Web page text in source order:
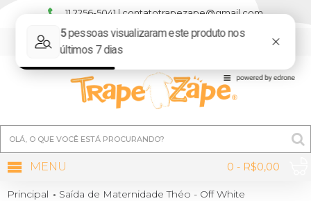
11 2256-5041 | contatotrapezape@gmail.com
MINHA CONTA
0 - R$0,00
MENU
Principal Saída de Maternidade Théo - Off White